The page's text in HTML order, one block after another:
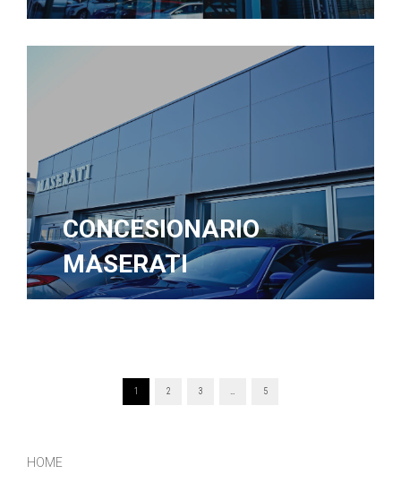
CONCESIONARIO
MASERATI
1 2 3 … 5
HOME